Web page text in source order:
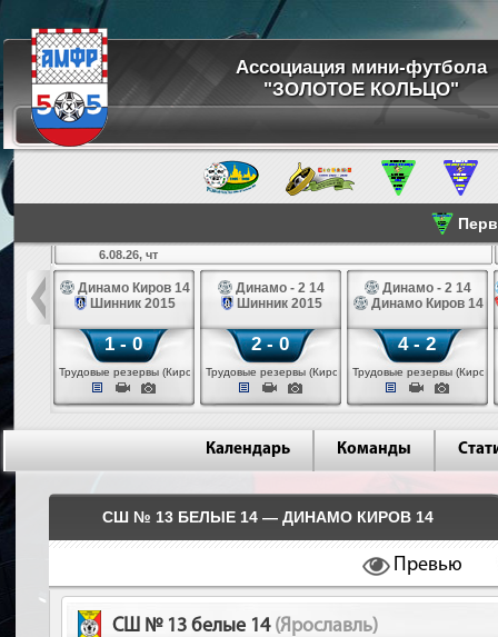
Ассоциация мини-футбола
"ЗОЛОТОЕ КОЛЬЦО"
14
6.08.26, чт
Динамо Киров 14
Шинник 2015
1 - 0
Трудовые резервы (Киров)
Динамо - 2 14
Шинник 2015
2 - 0
Трудовые резервы (Киров)
Динамо - 2 14
Динамо Киров 14
4 - 2
Трудовые резервы (Киров)
Календарь Команды
СШ № 13 БЕЛЫЕ 14 — ДИНАМО КИРОВ 14
Превью
СШ № 13 белые 14 (Ярославль)